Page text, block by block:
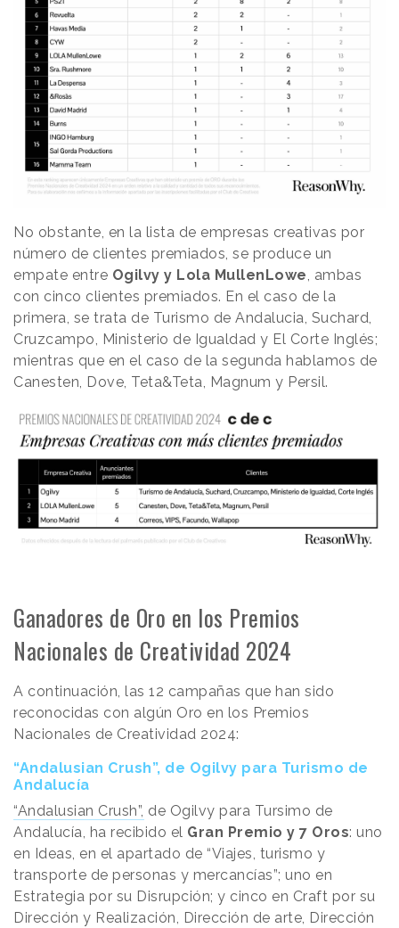
No obstante, en la lista de empresas creativas por
número de clientes premiados, se produce un
empate entre Ogilvy y Lola MullenLowe , ambas
con cinco clientes premiados. En el caso de la
primera, se trata de Turismo de Andalucia, Suchard,
Cruzcampo, Ministerio de Igualdad y El Corte Inglés;
mientras que en el caso de la segunda hablamos de
Canesten, Dove, Teta&Teta, Magnum y Persil.
Ganadores de Oro en los Premios
Nacionales de Creatividad 2024
A continuación, las 12 campañas que han sido
reconocidas con algún Oro en los Premios
Nacionales de Creatividad 2024:
“Andalusian Crush”, de Ogilvy para Turismo de
Andalucía
“Andalusian Crush”, de Ogilvy para Tursimo de
Andalucía, ha recibido el Gran Premio y 7 Oros: uno
en Ideas, en el apartado de “Viajes, turismo y
transporte de personas y mercancías”; uno en
Estrategia por su Disrupción; y cinco en Craft por su
Dirección y Realización, Dirección de arte, Dirección